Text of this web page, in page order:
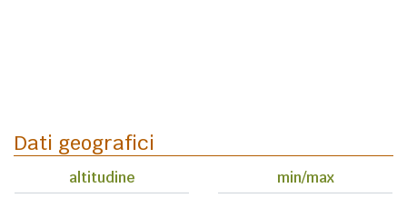
Dati geografici
altitudine min/max